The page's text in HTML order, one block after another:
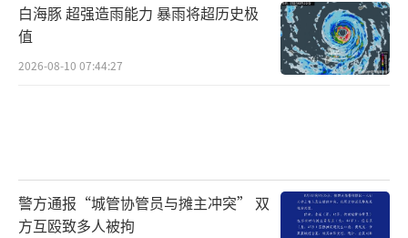
白海豚 超强造雨能力 暴雨将超历史极
值
2026-08-10 07:44:27
警方通报“城管协管员与摊主冲突” 双
方互殴致多人被拘